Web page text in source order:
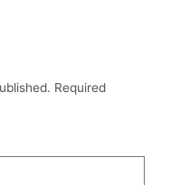
Required